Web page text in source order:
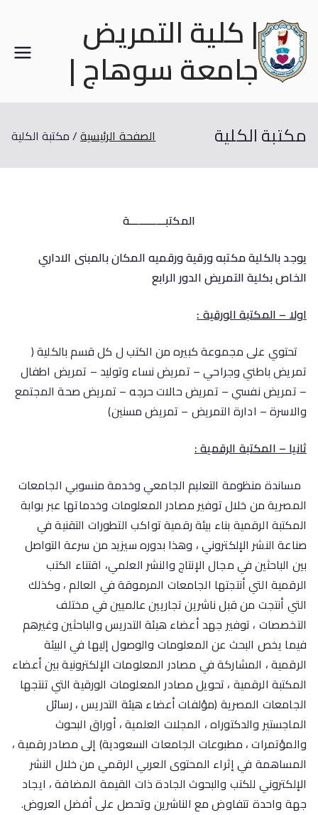
| كلية التمريض
جامعة سوهاج |
مكتبة الكلية الصفحة الرئيسية مكتبة الكلية
المكتبــــــــــــة
يوجد بالكلية مكتبه ورقية ورقميه المكان بالمبنى الاداري
الخاص بكلية التمريض الدور الرابع
اولا – المكتبة الورقية :
تحتوي على مجموعة كبيره من الكتب ل كل قسم بالكلية (
تمريض باطني وجراحي – تمريض نساء وتوليد – تمريض اطفال
– تمريض نفسي – تمريض حالات حرجه – تمريض صحة المجتمع
والاسرة – ادارة التمريض – تمريض مسنين)
ثانيا – المكتبة الرقمية :
مساندة منظومة التعليم الجامعي وخدمة منسوبي الجامعات
المصرية من خلال توفير مصادر المعلومات وخدماتها عبر بوابة
المكتبة الرقمية بناء بيئة رقمية تواكب التطورات التقنية في
صناعة النشر الإلكتروني ، وهذا بدوره سيزيد من سرعة التواصل
بين الباحثين في مجال الإنتاج والنشر العلمي، اقتناء الكتب
الرقمية التي أنتجتها الجامعات المرموقة في العالم ، وكذلك
التي أنتجت من قبل ناشرين تجاريين عالميين في مختلف
التخصصات ، توفير جهد أعضاء هيئة التدريس والباحثين وغيرهم
فيما يخص البحث عن المعلومات والوصول إليها في البيئة
الرقمية ، المشاركة في مصادر المعلومات الإلكترونية بين أعضاء
المكتبة الرقمية ، تحويل مصادر المعلومات الورقية التي تنتجها
الجامعات المصرية (مؤلفات أعضاء هيئة التدريس ، رسائل
الماجستير والدكتوراه ، المجلات العلمية ، أوراق البحوث
والمؤتمرات ، مطبوعات الجامعات السعودية) إلى مصادر رقمية ،
المساهمة في إثراء المحتوى العربي الرقمي من خلال النشر
الإلكتروني للكتب والبحوث الجادة ذات القيمة المضافة ، ايجاد
جهة واحدة تتفاوض مع الناشرين وتحصل على أفضل العروض.